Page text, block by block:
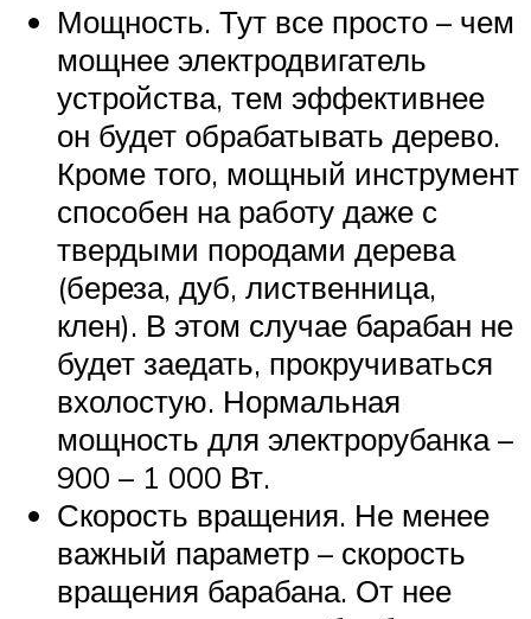
Мощность. Тут все просто – чем
мощнее электродвигатель
устройства, тем эффективнее
он будет обрабатывать дерево.
Кроме того, мощный инструмент
способен на работу даже с
твердыми породами дерева
(береза, дуб, лиственница,
клен). В этом случае барабан не
будет заедать, прокручиваться
вхолостую. Нормальная
мощность для электрорубанка –
900 – 1 000 Вт.
Скорость вращения. Не менее
важный параметр – скорость
вращения барабана. От нее